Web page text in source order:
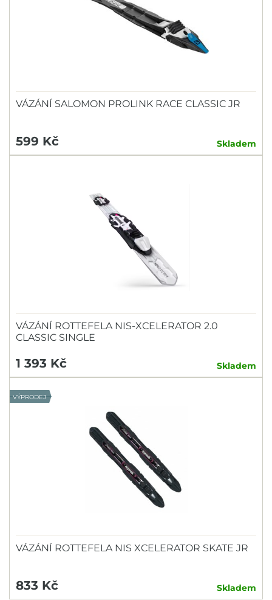
VÁZÁNÍ SALOMON PROLINK RACE CLASSIC JR
599 Kč Skladem
VÁZÁNÍ ROTTEFELA NIS-XCELERATOR 2.0
CLASSIC SINGLE
1 393 Kč Skladem
VÝPRODEJ
VÁZÁNÍ ROTTEFELA NIS XCELERATOR SKATE JR
833 Kč Skladem